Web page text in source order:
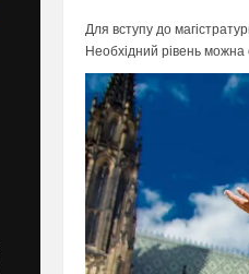
Для вступу до
Необхідний рівень можна